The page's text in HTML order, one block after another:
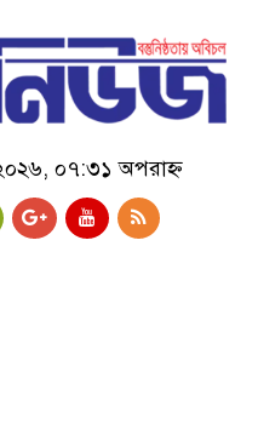
০৭:৩১ অপরাহ্ন